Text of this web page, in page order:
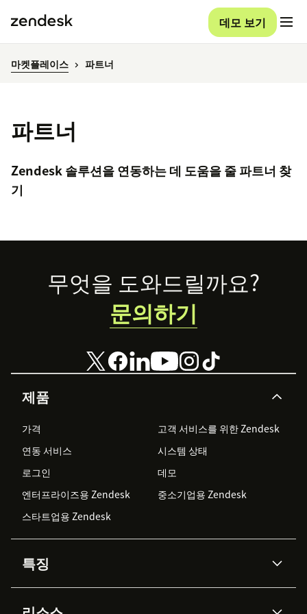
데모 보기
마켓플레이스 파트너
파트너
Zendesk 솔루션을 연동하는 데 도움을 줄 파트너 찾
기
Footer
제품
가격
고객 서비스를 위한 Zendesk
연동 서비스
시스템 상태
로그인
데모
엔터프라이즈용 Zendesk
중소기업용 Zendesk
스타트업용 Zendesk
특징
무엇을 도와드릴까요?
문의하기